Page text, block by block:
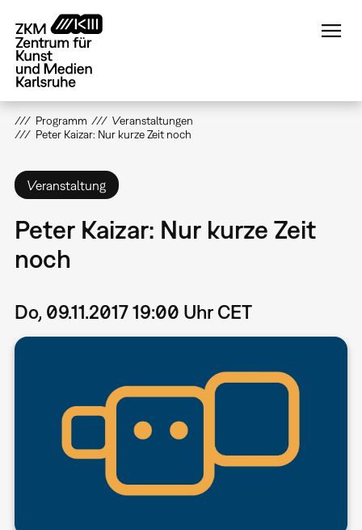
zum
Inhalt
Programm
Veranstaltungen
Peter Kaizar: Nur kurze Zeit noch
Veranstaltung
Peter Kaizar: Nur kurze Zeit
noch
Do, 09.11.2017 19:00 Uhr CET